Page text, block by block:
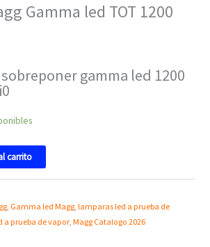
Gamma led TOT 1200
gamma led 1200
carrito
, Gamma led Magg,lamparas led a prueba de
a prueba de vapor,Magg Catalogo 2026